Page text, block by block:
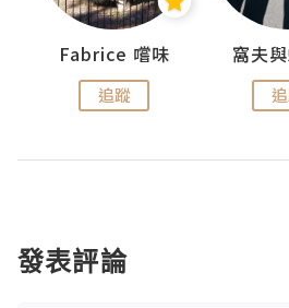
Fabrice 嚐味
追蹤
窩夫
發表評論